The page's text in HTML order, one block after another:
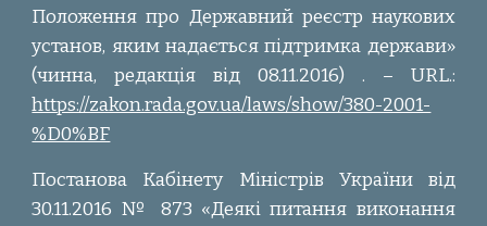
Положення про Державний реєстр наукових
установ, яким надається підтримка держави»
(чинна, редакція від 08.11.2016) . – URL.:
https://zakon.rada.gov.ua/laws/show/380-2001-
%D0%BF
Постанова Кабінету Міністрів України від
30.11.2016 № 873 «Деякі питання виконання